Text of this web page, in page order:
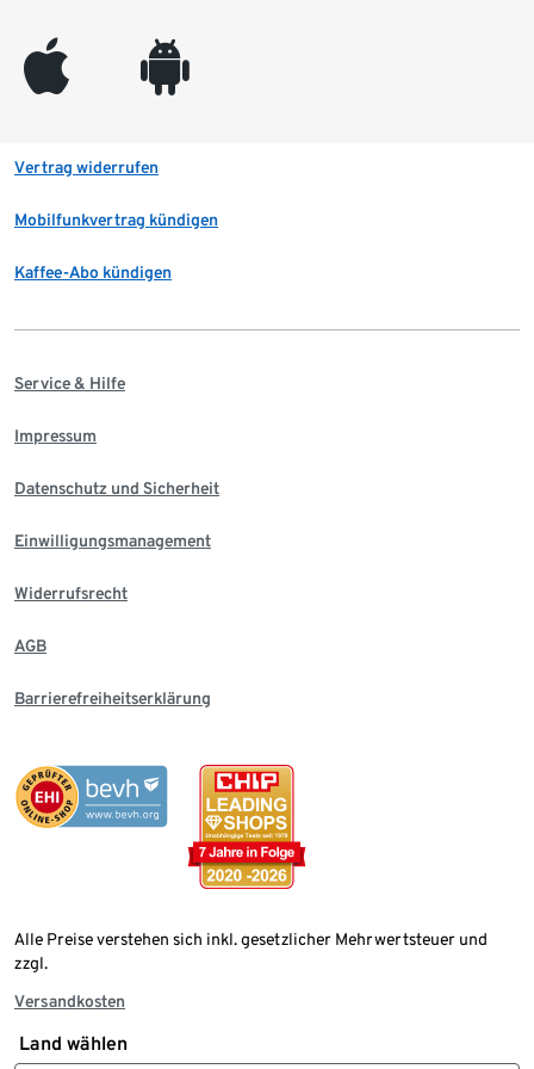
appleinc android
Vertrag widerrufen
Mobilfunkvertrag kündigen
Kaffee-Abo kündigen
Service & Hilfe
Impressum
Datenschutz und Sicherheit
Einwilligungsmanagement
Widerrufsrecht
AGB
Barrierefreiheitserklärung
Alle Preise verstehen sich inkl. gesetzlicher Mehrwertsteuer und
zzgl.
Versandkosten
Land wählen